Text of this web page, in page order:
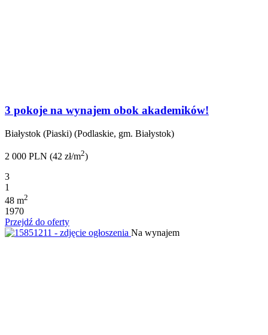
3 pokoje na wynajem obok akademików!
Białystok (Piaski) (Podlaskie, gm. Białystok)
2 000 PLN (42 zł/m2)
3
1
48 m2
1970
Przejdź do oferty
Na wynajem